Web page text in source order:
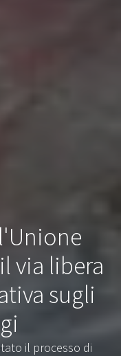
via libera
sugli
il processo di